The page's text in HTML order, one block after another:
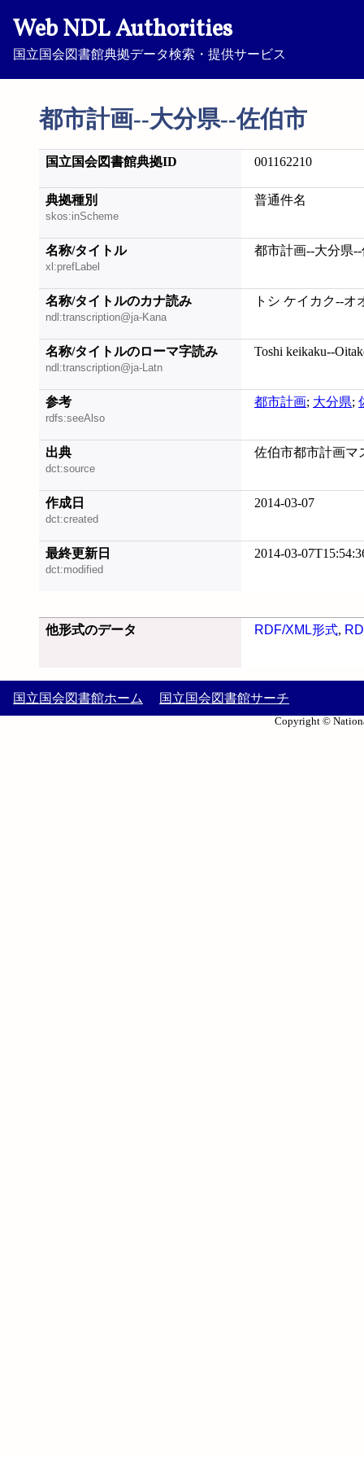
Web NDL Authorities
国立国会図書館典拠データ検索・提供サービス
都市計画--大分県--佐伯市
国立国会図書館典拠ID 001162210
典拠種別
skos:inScheme
普通件名
名称/タイトル
xl:prefLabel
都市計画--大分県
名称/タイトルのカナ読み
ndl:transcription@ja-Kana
トシ ケイカク--
名称/タイトルのローマ字読み
ndl:transcription@ja-Latn
Toshi keikaku--
参考
rdfs:seeAlso
都市計画; 大分県;
出典
dct:source
佐伯市都市計画マ
作成日
dct:created
2014-03-07
最終更新日
dct:modified
2014-03-
他形式のデータ RDF/XML形式,
国立国会図書館ホーム 国立国会図書館サーチ
Copyright ©